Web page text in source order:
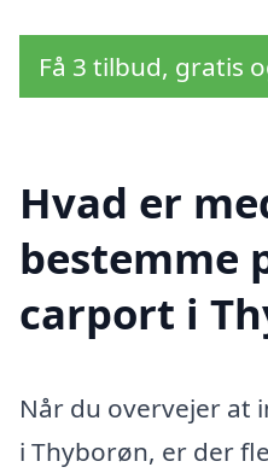
Få 3 tilbud, gratis
Hvad er
bestemme
carport i
Når du overvejer at
i Thyborøn, er der